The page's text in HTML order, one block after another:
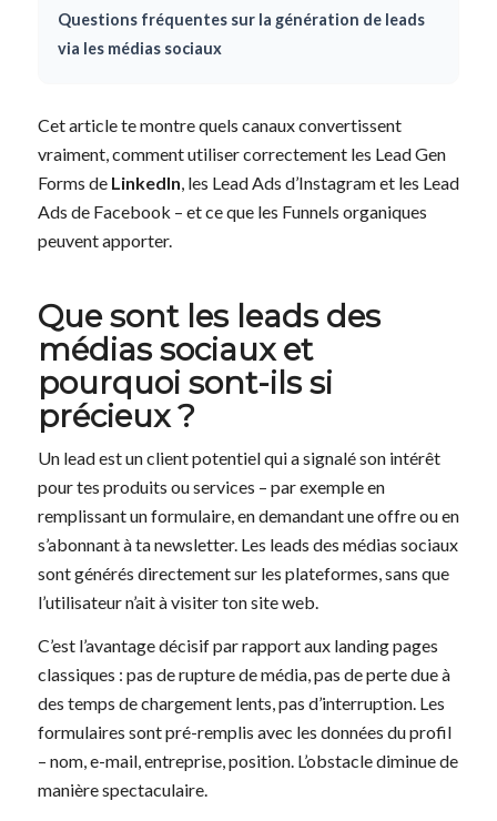
Questions fréquentes sur la génération de leads
via les médias sociaux
Cet article te montre quels canaux convertissent
vraiment, comment utiliser correctement les Lead Gen
Forms de LinkedIn , les Lead Ads d’Instagram et les Lead
Ads de Facebook – et ce que les Funnels organiques
peuvent apporter.
Que sont les leads des
médias sociaux et
pourquoi sont-ils si
précieux ?
Un lead est un client potentiel qui a signalé son intérêt
pour tes produits ou services – par exemple en
remplissant un formulaire, en demandant une offre ou en
s’abonnant à ta newsletter. Les leads des médias sociaux
sont générés directement sur les plateformes, sans que
l’utilisateur n’ait à visiter ton site web.
C’est l’avantage décisif par rapport aux landing pages
classiques : pas de rupture de média, pas de perte due à
des temps de chargement lents, pas d’interruption. Les
formulaires sont pré-remplis avec les données du profil
– nom, e-mail, entreprise, position. L’obstacle diminue de
manière spectaculaire.